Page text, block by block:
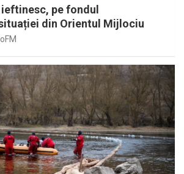
pe fondul
din Orientul Mijlociu